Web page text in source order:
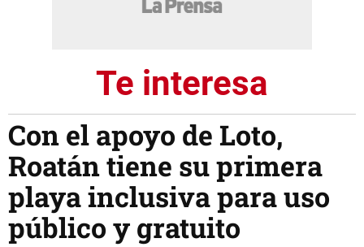
Te interesa
Con el apoyo de Loto,
Roatán tiene su primera
playa inclusiva para uso
público y gratuito